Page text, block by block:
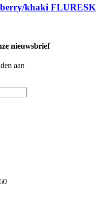
khaki FLURESK
nieuwsbrief
aan